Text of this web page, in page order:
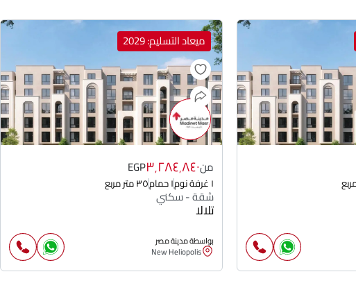
ميعاد التسليم: 2029
من٣٬٢٨٤٬٨٤٠EGP
١ غرفة نوم ١ حمام ٣٥ متر مربع
شقة - سكني
تلالا
بواسطة مدينة مصر
New Heliopolis